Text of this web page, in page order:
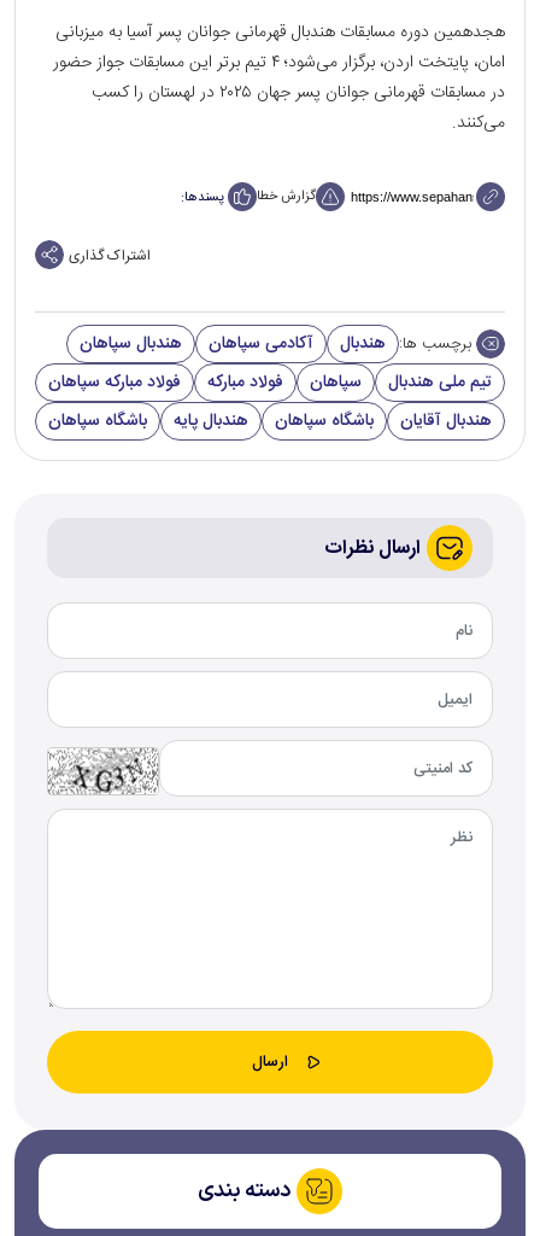
هجدهمین دوره مسابقات هندبال قهرمانی جوانان پسر آسیا به میزبانی
امان، پایتخت اردن، برگزار می‌شود؛ ۴ تیم برتر این مسابقات جواز حضور
در مسابقات قهرمانی جوانان پسر جهان ۲۰۲۵ در لهستان را کسب
می‌کنند.
گزارش خطا پسندها:
اشتراک گذاری
برچسب ها: هندبال آکادمی سپاهان
هندبال سپاهان
تیم ملی هندبال
سپاهان فولاد مبارکه
فولاد مبارکه سپاهان
هندبال آقایان
باشگاه سپاهان هندبال پایه باشگاه‌ سپاهان
ارسال نظرات
دسته بندی